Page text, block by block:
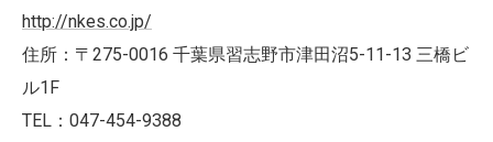
http://nkes.co.jp/
住所：〒275-0016 千葉県習志野市津田沼5-11-13 三橋ビ
ル1F
TEL：047-454-9388